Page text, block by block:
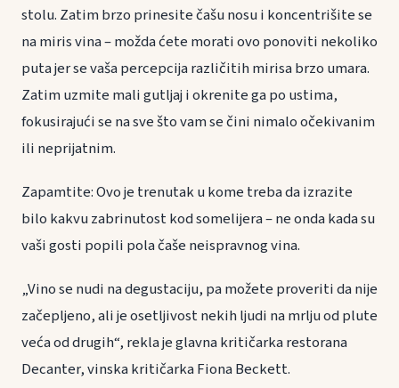
stolu. Zatim brzo prinesite čašu nosu i koncentrišite se
na miris vina – možda ćete morati ovo ponoviti nekoliko
puta jer se vaša percepcija različitih mirisa brzo umara.
Zatim uzmite mali gutljaj i okrenite ga po ustima,
fokusirajući se na sve što vam se čini nimalo očekivanim
ili neprijatnim.
Zapamtite: Ovo je trenutak u kome treba da izrazite
bilo kakvu zabrinutost kod somelijera – ne onda kada su
vaši gosti popili pola čaše neispravnog vina.
„Vino se nudi na degustaciju, pa možete proveriti da nije
začepljeno, ali je osetljivost nekih ljudi na mrlju od plute
veća od drugih“, rekla je glavna kritičarka restorana
Decanter, vinska kritičarka Fiona Beckett.